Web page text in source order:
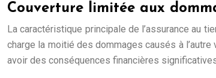
Couverture limitée aux
La caractéristique principale de l’assurance au
charge la moitié des dommages causés à
avoir des conséquences financières